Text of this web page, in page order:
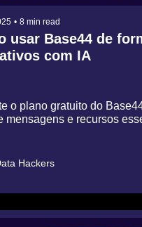
• 8 min read
usar Base44 de
com IA
o plano gratuito do
mensagens e recursos
Hackers